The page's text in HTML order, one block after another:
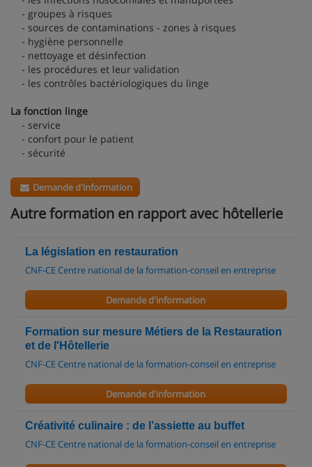
- groupes à risques
- sources de contaminations - zones à risques
- hygiène personnelle
- nettoyage et désinfection
- les procédures et leur validation
- les contrôles bactériologiques du linge
La fonction linge
- service
- confort pour le patient
- sécurité
Demande d'information
Autre formation en rapport avec hôtellerie
La législation en restauration
CNF-CE Centre national de la formation-conseil en entreprise
Demande d'information
Formation sur mesure Métiers de la Restauration
et de l'Hôtellerie
CNF-CE Centre national de la formation-conseil en entreprise
Demande d'information
Créativité culinaire : de l’assiette au buffet
CNF-CE Centre national de la formation-conseil en entreprise